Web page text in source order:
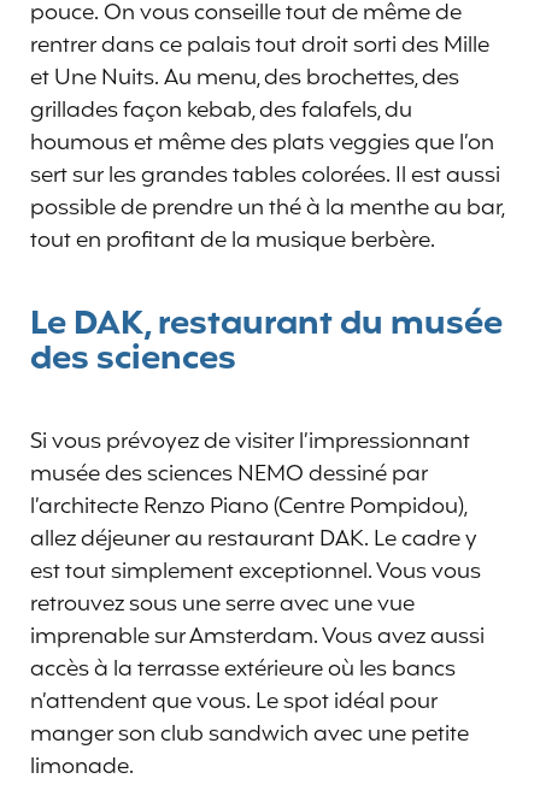
pouce. On vous conseille tout de même de
rentrer dans ce palais tout droit sorti des Mille
et Une Nuits. Au menu, des brochettes, des
grillades façon kebab, des falafels, du
houmous et même des plats veggies que l’on
sert sur les grandes tables colorées. Il est aussi
possible de prendre un thé à la menthe au bar,
tout en profitant de la musique berbère.
Le DAK, restaurant du musée
des sciences
Si vous prévoyez de visiter l’impressionnant
musée des sciences NEMO dessiné par
l’architecte Renzo Piano (Centre Pompidou),
allez déjeuner au restaurant DAK. Le cadre y
est tout simplement exceptionnel. Vous vous
retrouvez sous une serre avec une vue
imprenable sur Amsterdam. Vous avez aussi
accès à la terrasse extérieure où les bancs
n’attendent que vous. Le spot idéal pour
manger son club sandwich avec une petite
limonade.